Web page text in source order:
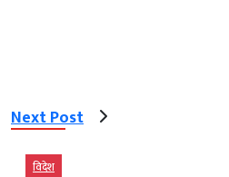
Next Post
विदेश